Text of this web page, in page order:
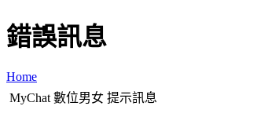
錯誤訊息
Home
MyChat 數位男女 提示訊息